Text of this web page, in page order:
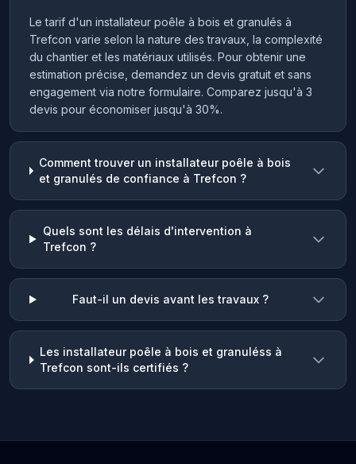
Le tarif d'un installateur poêle à bois et granulés à
Trefcon varie selon la nature des travaux, la complexité
du chantier et les matériaux utilisés. Pour obtenir une
estimation précise, demandez un devis gratuit et sans
engagement via notre formulaire. Comparez jusqu'à 3
devis pour économiser jusqu'à 30%.
Comment trouver un installateur poêle à bois
et granulés de confiance à Trefcon ?
Quels sont les délais d'intervention à
Trefcon ?
Faut-il un devis avant les travaux ?
Les installateur poêle à bois et granuléss à
Trefcon sont-ils certifiés ?